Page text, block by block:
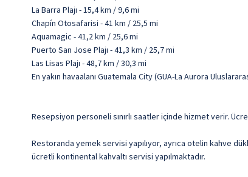
La Barra Plajı - 15,4 km / 9,6 mi
Chapín Otosafarisi - 41 km / 25,5 mi
Aquamagic - 41,2 km / 25,6 mi
Puerto San Jose Plajı - 41,3 km / 25,7 mi
Las Lisas Plajı - 48,7 km / 30,3 mi
En yakın havaalanı Guatemala City (GUA-La Aurora
Resepsiyon personeli sınırlı saatler içinde hizmet verir.
Restoranda yemek servisi yapılıyor, ayrıca otelin kahve
ücretli kontinental kahvaltı servisi yapılmaktadır.